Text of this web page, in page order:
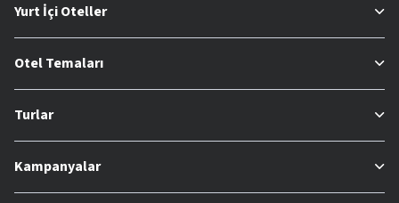
Yurt İçi Oteller
Otel Temaları
Turlar
Kampanyalar